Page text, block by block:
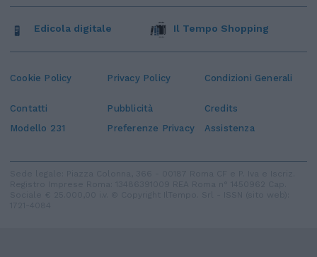
Cookie Policy Privacy Policy Condizioni Generali
Contatti Pubblicità
Credits
Modello 231
Preferenze Privacy Assistenza
Edicola digitale Il Tempo Shopping